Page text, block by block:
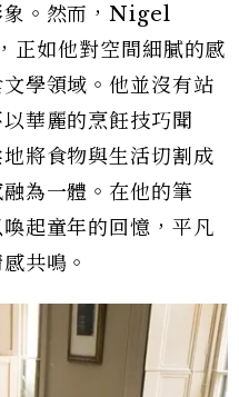
象。然而，Nigel
正如他對空間細膩的感
學領域。他並沒有站
華麗的烹飪技巧聞
將食物與生活切割成
為一體。在他的筆
起童年的回憶，平凡
共鳴。